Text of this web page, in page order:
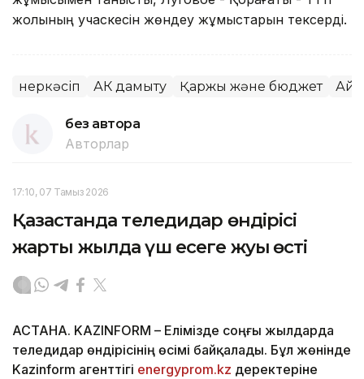
жолының учаскесін жөндеу жұмыстарын тексерді.
Өнеркәсіп АӨК дамыту Қаржы және бюджет
без автора
Авторлар
17:10, 07 Тамыз 2026
Қазақстанда теледидар өндірісі
жарты жылда үш есеге жуық өсті
АСТАНА. KAZINFORM – Елімізде соңғы жылдарда
теледидар өндірісінің өсімі байқалады. Бұл жөнінде
Kazinform агенттігі energyprom.kz деректеріне